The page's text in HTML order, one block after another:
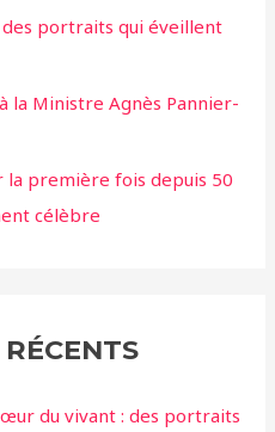
portraits qui éveillent
la Ministre Agnès Pannier-
la première fois depuis 50
célèbre
du vivant : des portraits